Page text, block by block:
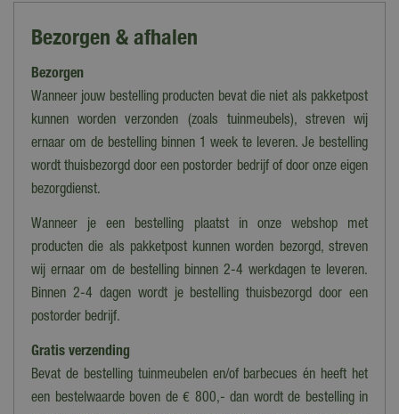
Begonia
Kleur
Rood, Roze
Inhoud
Bezorgen & afhalen
Bezorgen
Wanneer jouw bestelling producten bevat die niet als pakketpost
kunnen worden verzonden (zoals tuinmeubels), streven wij
ernaar om de bestelling binnen 1 week te leveren. Je bestelling
wordt thuisbezorgd door een postorder bedrijf of door onze eigen
bezorgdienst.
Wanneer je een bestelling plaatst in onze webshop met
producten die als pakketpost kunnen worden bezorgd, streven
wij ernaar om de bestelling binnen 2-4 werkdagen te leveren.
Binnen 2-4 dagen wordt je bestelling thuisbezorgd door een
postorder bedrijf.
Gratis verzending
Bevat de bestelling tuinmeubelen en/of barbecues én heeft het
een bestelwaarde boven de € 800,- dan wordt de bestelling in